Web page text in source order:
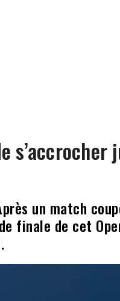
s’accrocher
un match
finale de cet